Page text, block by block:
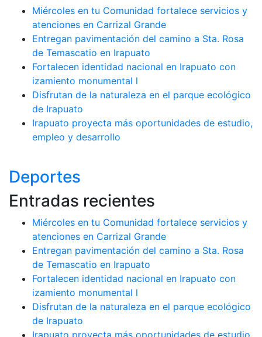
Miércoles en tu Comunidad fortalece servicios y
atenciones en Carrizal Grande
Entregan pavimentación del camino a Sta. Rosa
de Temascatio en Irapuato
Fortalecen identidad nacional en Irapuato con
izamiento monumental l
Disfrutan de la naturaleza en el parque ecológico
de Irapuato
Irapuato proyecta más oportunidades de estudio,
empleo y desarrollo
Deportes
Entradas recientes
Miércoles en tu Comunidad fortalece servicios y
atenciones en Carrizal Grande
Entregan pavimentación del camino a Sta. Rosa
de Temascatio en Irapuato
Fortalecen identidad nacional en Irapuato con
izamiento monumental l
Disfrutan de la naturaleza en el parque ecológico
de Irapuato